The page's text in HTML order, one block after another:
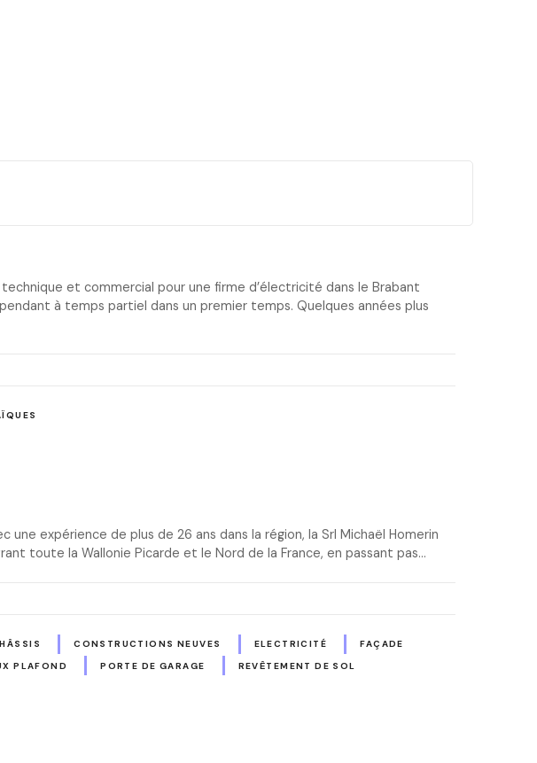
technique et commercial pour une firme d’électricité dans le Brabant
à temps partiel dans un premier temps. Quelques années plus
expérience de plus de 26 ans dans la région, la Srl Michaël Homerin
toute la Wallonie Picarde et le Nord de la France, en passant pas…
CONSTRUCTIONS NEUVES ELECTRICITÉ
FAÇADE
PLAFOND PORTE DE GARAGE
REVÊTEMENT DE SOL